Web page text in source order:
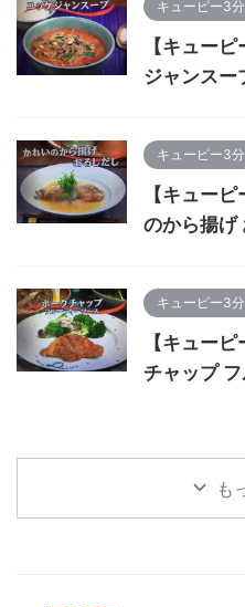
キューピー3
【キュー
ジャンスー
キューピー3
【キュー
のから揚げ
キューピー3
【キュー
チャップ
も